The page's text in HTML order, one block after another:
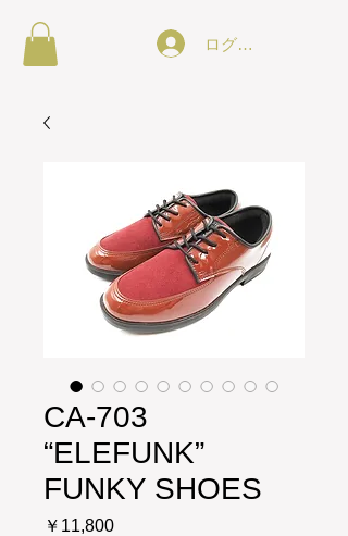
ログイン
CA-703
“ELEFUNK”
FUNKY SHOES
￥11,800価